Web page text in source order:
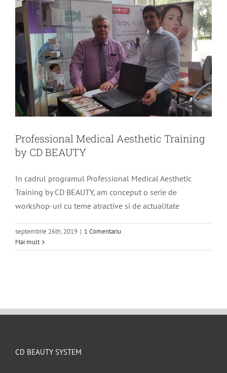
Professional Medical Aesthetic Training
by CD BEAUTY
In cadrul programul Professional Medical Aesthetic
Training by CD BEAUTY, am conceput o serie de
workshop-uri cu teme atractive si de actualitate
septembrie 26th, 2019 | 1 Comentariu
Mai mult
CD BEAUTY SYSTEM